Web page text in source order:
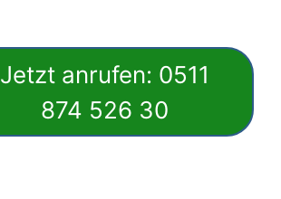
Jetzt anrufen: 0511
874 526 30